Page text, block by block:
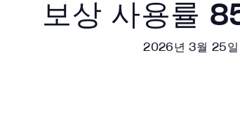
보상 사용률
2026년 3월 25일